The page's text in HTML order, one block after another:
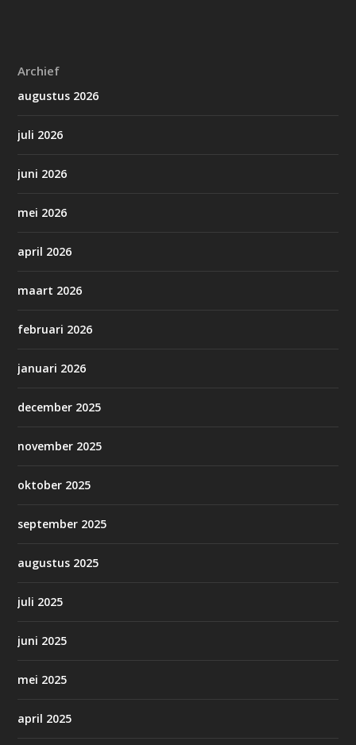
Archief
augustus 2026
juli 2026
juni 2026
mei 2026
april 2026
maart 2026
februari 2026
januari 2026
december 2025
november 2025
oktober 2025
september 2025
augustus 2025
juli 2025
juni 2025
mei 2025
april 2025